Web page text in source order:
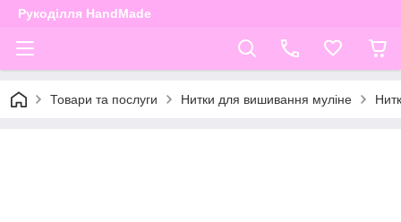
Рукоділля HandMade
Товари та послуги Нитки для вишивання муліне